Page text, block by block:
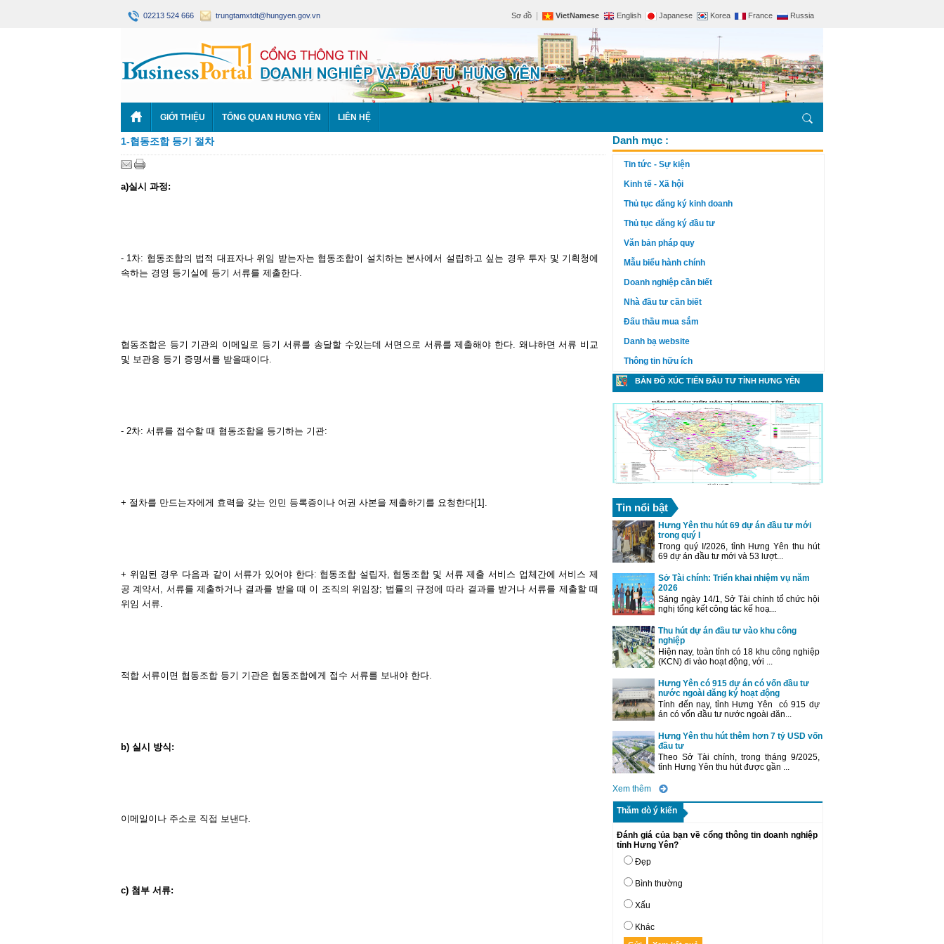
02213 524 666 trungtamxtdt@hungyen.gov.vn Sơ đồ VietNamese English Japanese Korea France Russia
GIỚI THIỆU TỔNG QUAN HƯNG YÊN LIÊN HỆ
1-협동조합 등기 절차
a)실시 과정:
- 1차: 협동조합의 법적 대표자나 위임 받는자는 협동조합이 설치하는 본사에서 설립하고 싶는 경우 투자 및 기획청에
속하는 경영 등기실에 등기 서류를 제출한다.
협동조합은 등기 기관의 이메일로 등기 서류를 송달할 수있는데 서면으로 서류를 제출해야 한다. 왜냐하면 서류 비교
및 보관용 등기 증명서를 받을때이다.
- 2차: 서류를 접수할 때 협동조합을 등기하는 기관:
+ 절차를 만드는자에게 효력을 갖는 인민 등록증이나 여권 사본을 제출하기를 요청한다[1] .
+ 위임된 경우 다음과 같이 서류가 있어야 한다: 협동조합 설립자, 협동조합 및 서류 제출 서비스 업체간에 서비스 제
공 계약서, 서류를 제출하거나 결과를 받을 때 이 조직의 위임장; 법률의 규정에 따라 결과를 받거나 서류를 제출할 때
위임 서류.
적합 서류이면 협동조합 등기 기관은 협동조합에게 접수 서류를 보내야 한다.
b) 실시 방식:
이메일이나 주소로 직접 보낸다.
c) 첨부 서류:
Danh mục :
Tin tức - Sự kiện
Kinh tế - Xã hội
Thủ tục đăng ký kinh doanh
Thủ tục đăng ký đầu tư
Văn bản pháp quy
Mẫu biểu hành chính
Doanh nghiệp cần biết
Nhà đầu tư cần biết
Đấu thầu mua sắm
Danh bạ website
Thông tin hữu ích
BẢN ĐỒ XÚC TIẾN ĐẦU TƯ TỈNH HƯNG YÊN
Tin nổi bật
Hưng Yên thu hút 69 dự án đầu tư mới
trong quý I
Trong quý I/2026, tỉnh Hưng Yên thu hút
69 dự án đầu tư mới và 53 lượt...
Sở Tài chính: Triển khai nhiệm vụ năm
2026
Sáng ngày 14/1, Sở Tài chính tổ chức hội
nghị tổng kết công tác kế hoạ...
Thu hút dự án đầu tư vào khu công
nghiệp
Hiện nay, toàn tỉnh có 18 khu công nghiệp
(KCN) đi vào hoạt động, với ...
Hưng Yên có 915 dự án có vốn đầu tư
nước ngoài đăng ký hoạt động
Tính đến nay, tỉnh Hưng Yên có 915 dự
án có vốn đầu tư nước ngoài đăn...
Hưng Yên thu hút thêm hơn 7 tỷ USD vốn
đầu tư
Theo Sở Tài chính, trong tháng 9/2025,
tỉnh Hưng Yên thu hút được gần ...
Xem thêm
Thăm dò ý kiến
Đánh giá của bạn về cổng thông tin doanh nghiệp
tỉnh Hưng Yên?
Đẹp
Bình thường
Xấu
Khác